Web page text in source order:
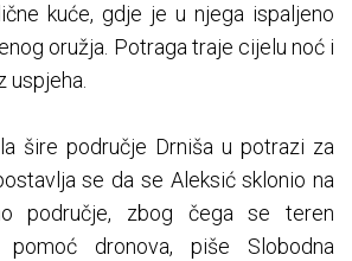
kuće, gdje je u njega ispaljeno
oružja. Potraga traje cijelu noć i
uspjeha.
šire područje Drniša u potrazi za
se da se Aleksić sklonio na
područje, zbog čega se teren
dronova, piše Slobodna